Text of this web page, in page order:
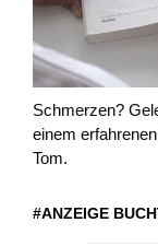
Schmerzen?
einem
Tom.
#ANZEIGE